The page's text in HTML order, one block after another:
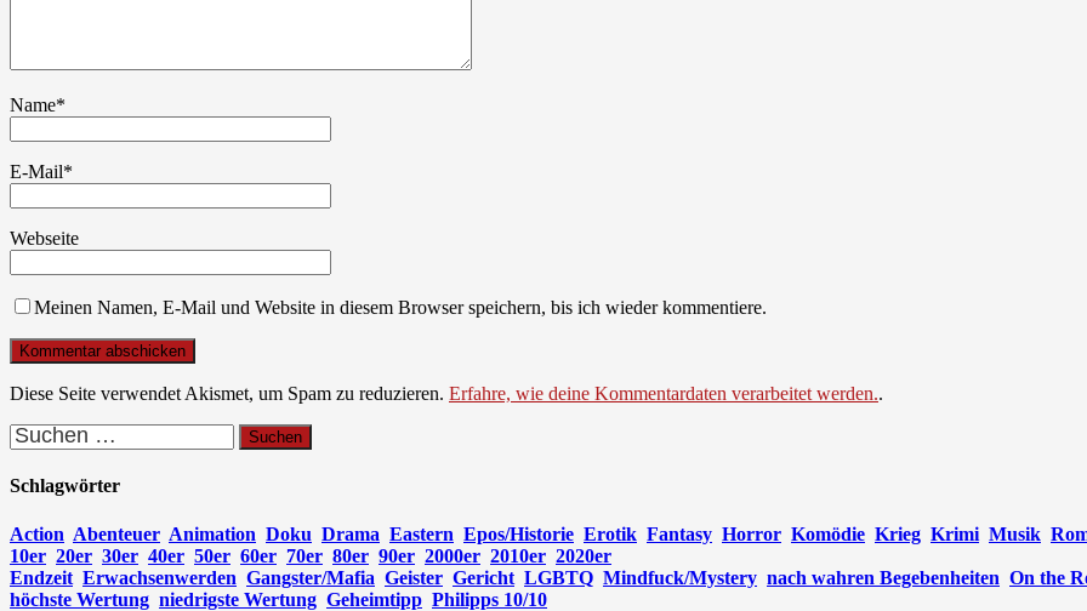
Name*
E-Mail*
Webseite
Meinen Namen, E-Mail und Website in diesem Browser speichern, bis ich wieder kommentiere.
Diese Seite verwendet Akismet, um Spam zu reduzieren. Erfahre, wie deine Kommentardaten verarbeitet werden..
Suchen
nach:
Schlagwörter
Action Abenteuer Animation Doku Drama Eastern Epos/Historie Erotik Fantasy Horror Komödie Krieg Krimi Musik
10er 20er 30er 40er 50er 60er 70er 80er 90er 2000er 2010er 2020er
Endzeit Erwachsenwerden Gangster/Mafia Geister Gericht LGBTQ Mindfuck/Mystery nach wahren Begebenheiten On the
höchste Wertung niedrigste Wertung Geheimtipp Philipps 10/10